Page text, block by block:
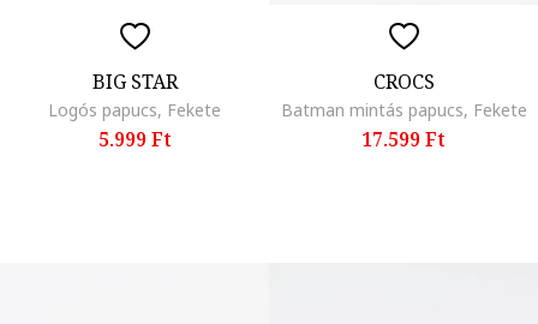
BIG STAR
Logós papucs, Fekete
5.999 Ft
CROCS
Batman mintás papucs, Fekete
17.599 Ft